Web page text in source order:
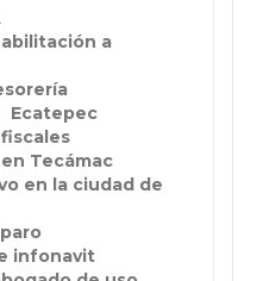
a
Ecatepec
Tecámac
en la ciudad de
infonavit